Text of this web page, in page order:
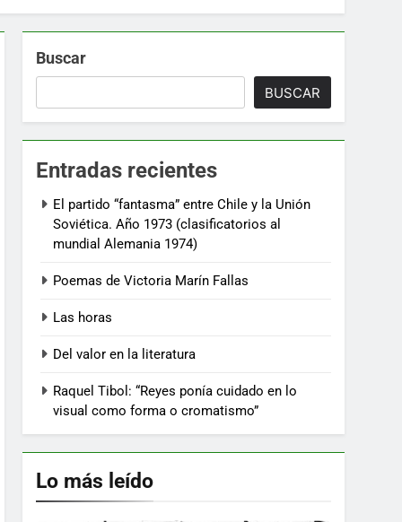
Buscar
BUSCAR
Entradas recientes
El partido “fantasma” entre Chile y la Unión
Soviética. Año 1973 (clasificatorios al
mundial Alemania 1974)
Poemas de Victoria Marín Fallas
Las horas
Del valor en la literatura
Raquel Tibol: “Reyes ponía cuidado en lo
visual como forma o cromatismo”
Lo más leído